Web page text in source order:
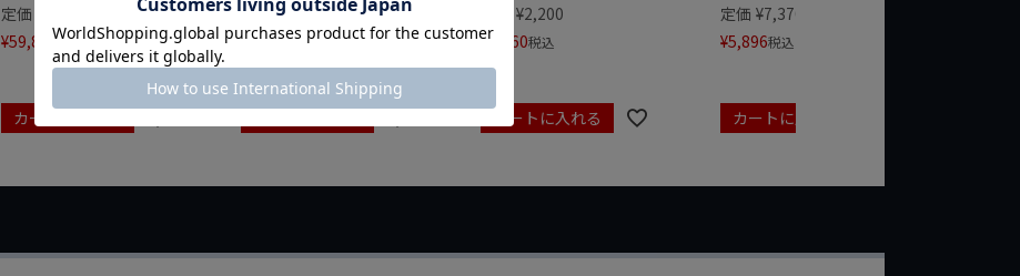
定価
¥59,840税込
カートに入れる
定価 ¥13,860
¥11,088税込
¥2,200
¥1,760税込
カートに入れる
定価 ¥7,370
¥5,896税込
カートに入れる